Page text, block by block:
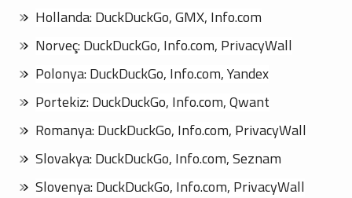
Hollanda: DuckDuckGo, GMX, Info.com
Norveç: DuckDuckGo, Info.com, PrivacyWall
Polonya: DuckDuckGo, Info.com, Yandex
Portekiz: DuckDuckGo, Info.com, Qwant
Romanya: DuckDuckGo, Info.com, PrivacyWall
Slovakya: DuckDuckGo, Info.com, Seznam
Slovenya: DuckDuckGo, Info.com, PrivacyWall